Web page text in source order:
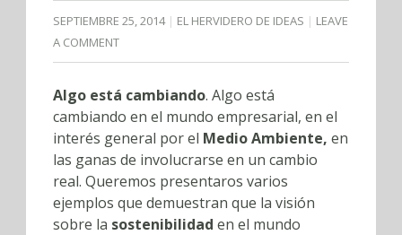
SEPTIEMBRE 25, 2014 EL HERVIDERO DE IDEAS
LEAVE
A COMMENT
Algo está cambiando. Algo está
cambiando en el mundo empresarial, en el
interés general por el Medio Ambiente, en
las ganas de involucrarse en un cambio
real. Queremos presentaros varios
ejemplos que demuestran que la visión
sobre la sostenibilidad en el mundo